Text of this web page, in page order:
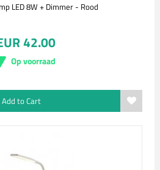
LED 8W + Dimmer - Rood
42.00
Op voorraad
Add to Cart